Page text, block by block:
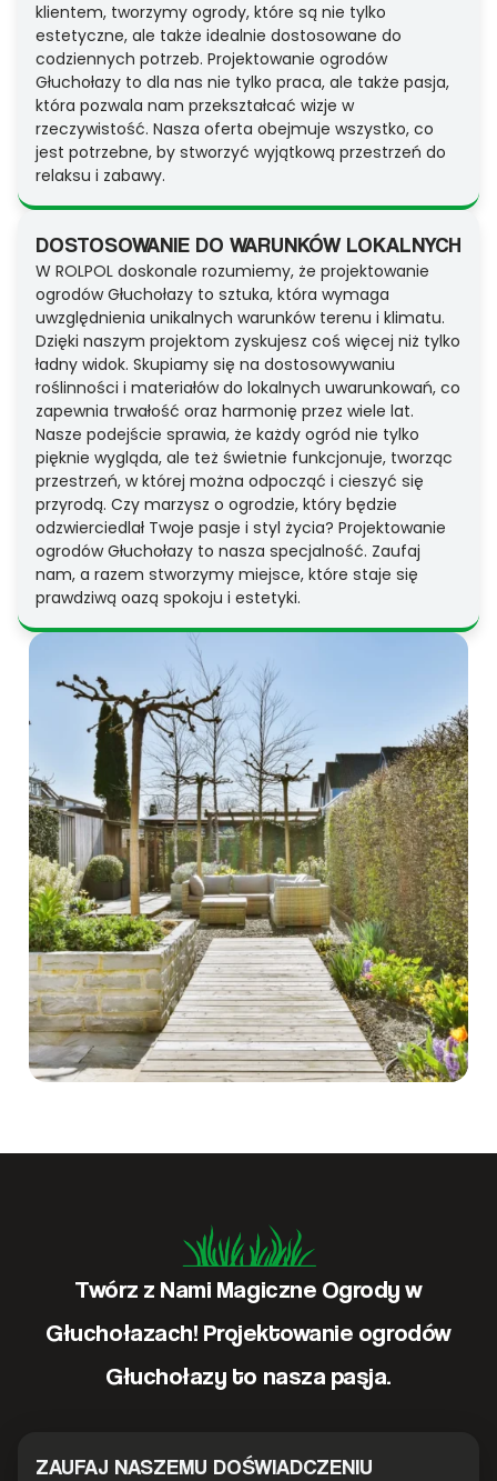
klientem, tworzymy ogrody, które są nie tylko
estetyczne, ale także idealnie dostosowane do
codziennych potrzeb. Projektowanie ogrodów
Głuchołazy to dla nas nie tylko praca, ale także pasja,
która pozwala nam przekształcać wizje w
rzeczywistość. Nasza oferta obejmuje wszystko, co
jest potrzebne, by stworzyć wyjątkową przestrzeń do
relaksu i zabawy.
DOSTOSOWANIE DO WARUNKÓW LOKALNYCH
W ROLPOL doskonale rozumiemy, że projektowanie
ogrodów Głuchołazy to sztuka, która wymaga
uwzględnienia unikalnych warunków terenu i klimatu.
Dzięki naszym projektom zyskujesz coś więcej niż tylko
ładny widok. Skupiamy się na dostosowywaniu
roślinności i materiałów do lokalnych uwarunkowań, co
zapewnia trwałość oraz harmonię przez wiele lat.
Nasze podejście sprawia, że każdy ogród nie tylko
pięknie wygląda, ale też świetnie funkcjonuje, tworząc
przestrzeń, w której można odpocząć i cieszyć się
przyrodą. Czy marzysz o ogrodzie, który będzie
odzwierciedlał Twoje pasje i styl życia? Projektowanie
ogrodów Głuchołazy to nasza specjalność. Zaufaj
nam, a razem stworzymy miejsce, które staje się
prawdziwą oazą spokoju i estetyki.
Twórz z Nami Magiczne Ogrody w
Głuchołazach! Projektowanie ogrodów
Głuchołazy to nasza pasja.
ZAUFAJ NASZEMU DOŚWIADCZENIU